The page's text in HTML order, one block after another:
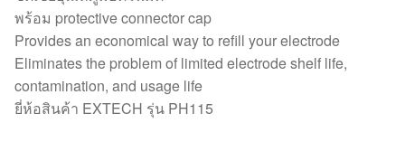
พร้อม protective connector cap
Provides an economical way to refill your electrode
Eliminates the problem of limited electrode shelf life,
contamination, and usage life
ยี่ห้อสินค้า EXTECH รุ่น PH115